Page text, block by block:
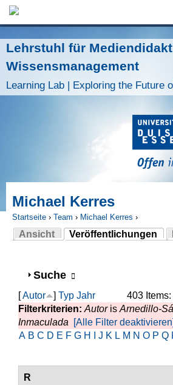
Lehrstuhl für
Wissensmanagement
Learning Lab | Exploring the Future
Michael Kerres
Sie sind hier
Startseite › Team › Michael Kerres ›
Ansicht
Veröffentlichungen
(aktiver Reiter)
Anzeigen
Suche
403 Items:
[Autor ] Typ Jahr
Filterkriterien: Autoris Arnedillo-
Inmaculada
[Alle Filter deaktivieren]
A B C D E F G H J K L M N O P Q
R